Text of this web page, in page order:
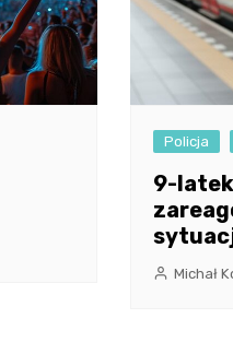
Policja
9-
Michał